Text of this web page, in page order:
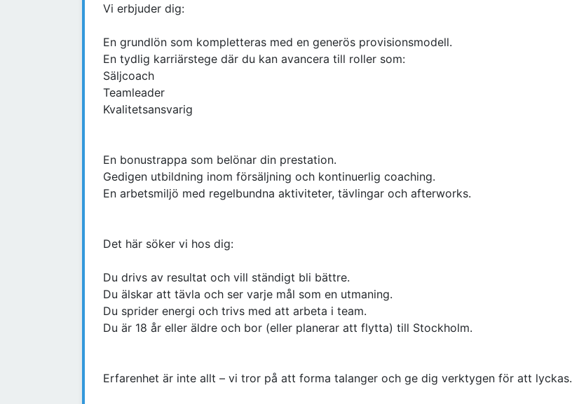
Vi erbjuder dig:
En grundlön som kompletteras med en generös provisionsmodell.
En tydlig karriärstege där du kan avancera till roller som:
Säljcoach
Teamleader
Kvalitetsansvarig
En bonustrappa som belönar din prestation.
Gedigen utbildning inom försäljning och kontinuerlig coaching.
En arbetsmiljö med regelbundna aktiviteter, tävlingar och afterworks.
Det här söker vi hos dig:
Du drivs av resultat och vill ständigt bli bättre.
Du älskar att tävla och ser varje mål som en utmaning.
Du sprider energi och trivs med att arbeta i team.
Du är 18 år eller äldre och bor (eller planerar att flytta) till Stockholm.
Erfarenhet är inte allt – vi tror på att forma talanger och ge dig verktygen för att lyckas.